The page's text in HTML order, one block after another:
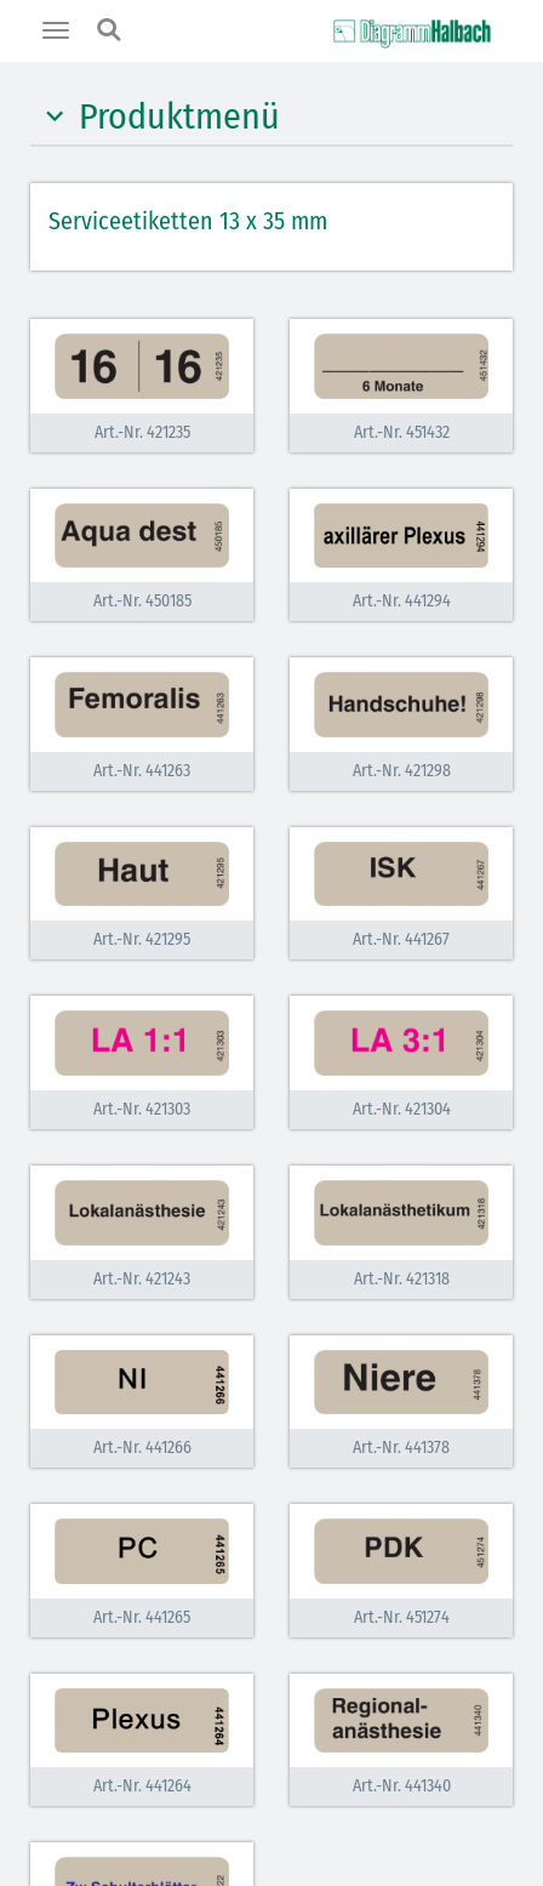
Toggle
Produktmenü
orange
rot
rot schraffiert
hellblau
grau
hellviolett
hellviolett schraffiert
hellgrün
salmon
weiß
weiß-rot
grün
signalgelb bicolor
signalorange bicolor
signalgrün bicolor
Serviceetiketten 13 x 35 mm
Art.-Nr. 421235 Art.-Nr. 451432
Art.-Nr. 450185 Art.-Nr. 441294
Art.-Nr. 441263 Art.-Nr. 421298
Art.-Nr. 421295 Art.-Nr. 441267
Art.-Nr. 421303 Art.-Nr. 421304
Art.-Nr. 421243 Art.-Nr. 421318
Art.-Nr. 441266 Art.-Nr. 441378
Art.-Nr. 441265 Art.-Nr. 451274
Art.-Nr. 441264 Art.-Nr. 441340